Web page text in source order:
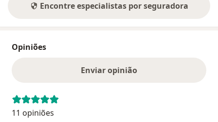
Encontre especialistas por seguradora
Opiniões
Enviar opinião
11 opiniões